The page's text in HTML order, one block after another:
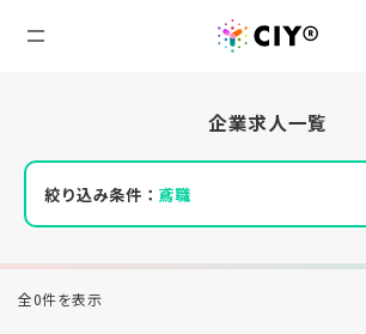
企業求人一覧
絞り込み条件： 鳶職
全0件を表示